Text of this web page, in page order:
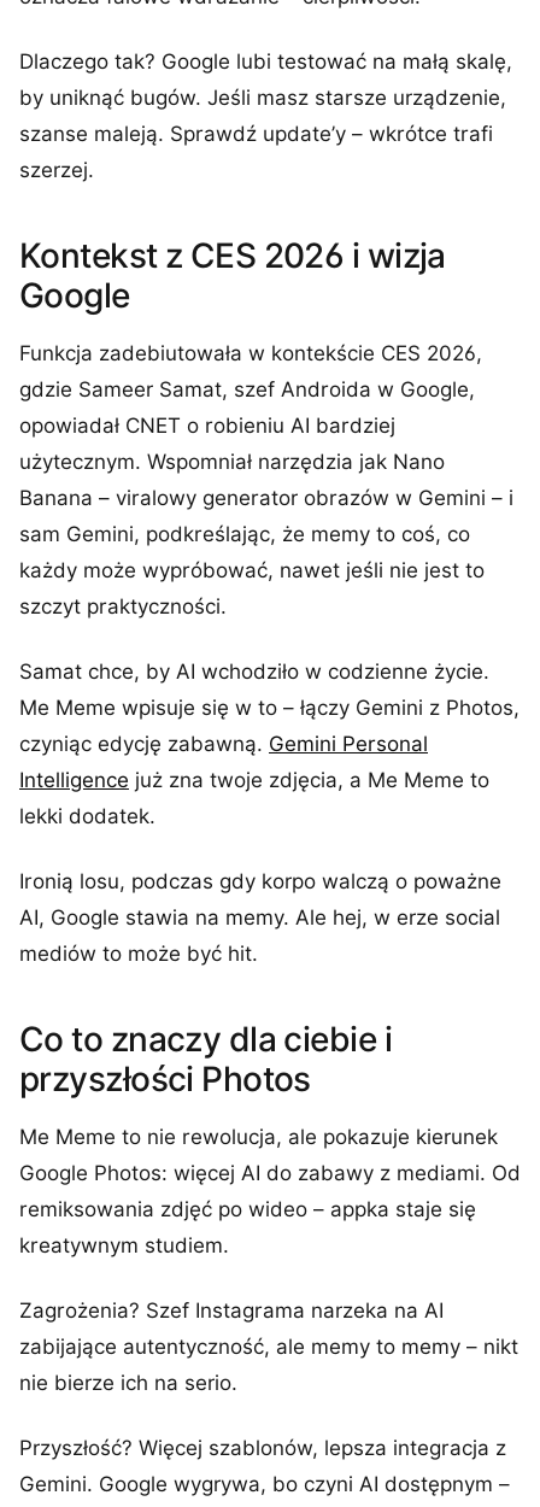
Dlaczego tak? Google lubi testować na małą skalę,
by uniknąć bugów. Jeśli masz starsze urządzenie,
szanse maleją. Sprawdź update’y – wkrótce trafi
szerzej.
Kontekst z CES 2026 i wizja
Google
Funkcja zadebiutowała w kontekście CES 2026,
gdzie Sameer Samat, szef Androida w Google,
opowiadał CNET o robieniu AI bardziej
użytecznym. Wspomniał narzędzia jak Nano
Banana – viralowy generator obrazów w Gemini – i
sam Gemini, podkreślając, że memy to coś, co
każdy może wypróbować, nawet jeśli nie jest to
szczyt praktyczności.
Samat chce, by AI wchodziło w codzienne życie.
Me Meme wpisuje się w to – łączy Gemini z Photos,
czyniąc edycję zabawną. Gemini Personal
Intelligence już zna twoje zdjęcia, a Me Meme to
lekki dodatek.
Ironią losu, podczas gdy korpo walczą o poważne
AI, Google stawia na memy. Ale hej, w erze social
mediów to może być hit.
Co to znaczy dla ciebie i
przyszłości Photos
Me Meme to nie rewolucja, ale pokazuje kierunek
Google Photos: więcej AI do zabawy z mediami. Od
remiksowania zdjęć po wideo – appka staje się
kreatywnym studiem.
Zagrożenia? Szef Instagrama narzeka na AI
zabijające autentyczność, ale memy to memy – nikt
nie bierze ich na serio.
Przyszłość? Więcej szablonów, lepsza integracja z
Gemini. Google wygrywa, bo czyni AI dostępnym –